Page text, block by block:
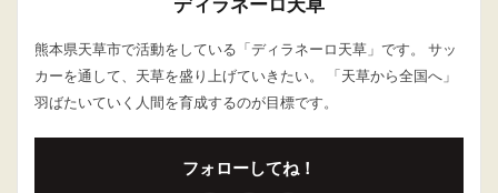
熊本県天草市で活動をしている「ディラネーロ天草」です。 サッ
カーを通して、天草を盛り上げていきたい。 「天草から全国へ」
羽ばたいていく人間を育成するのが目標です。
フォローしてね！